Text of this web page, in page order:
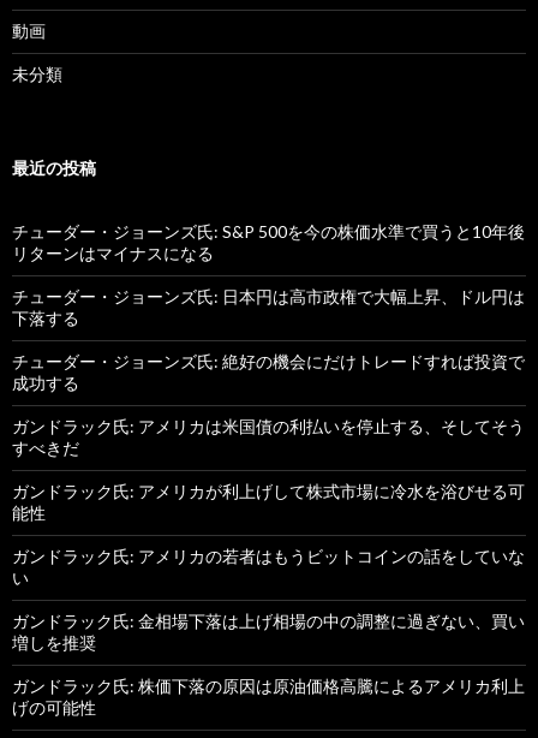
動画
未分類
最近の投稿
チューダー・ジョーンズ氏: S&P 500を今の株価水準で買うと10年後
リターンはマイナスになる
チューダー・ジョーンズ氏: 日本円は高市政権で大幅上昇、ドル円は
下落する
チューダー・ジョーンズ氏: 絶好の機会にだけトレードすれば投資で
成功する
ガンドラック氏: アメリカは米国債の利払いを停止する、そしてそう
すべきだ
ガンドラック氏: アメリカが利上げして株式市場に冷水を浴びせる可
能性
ガンドラック氏: アメリカの若者はもうビットコインの話をしていな
い
ガンドラック氏: 金相場下落は上げ相場の中の調整に過ぎない、買い
増しを推奨
ガンドラック氏: 株価下落の原因は原油価格高騰によるアメリカ利上
げの可能性